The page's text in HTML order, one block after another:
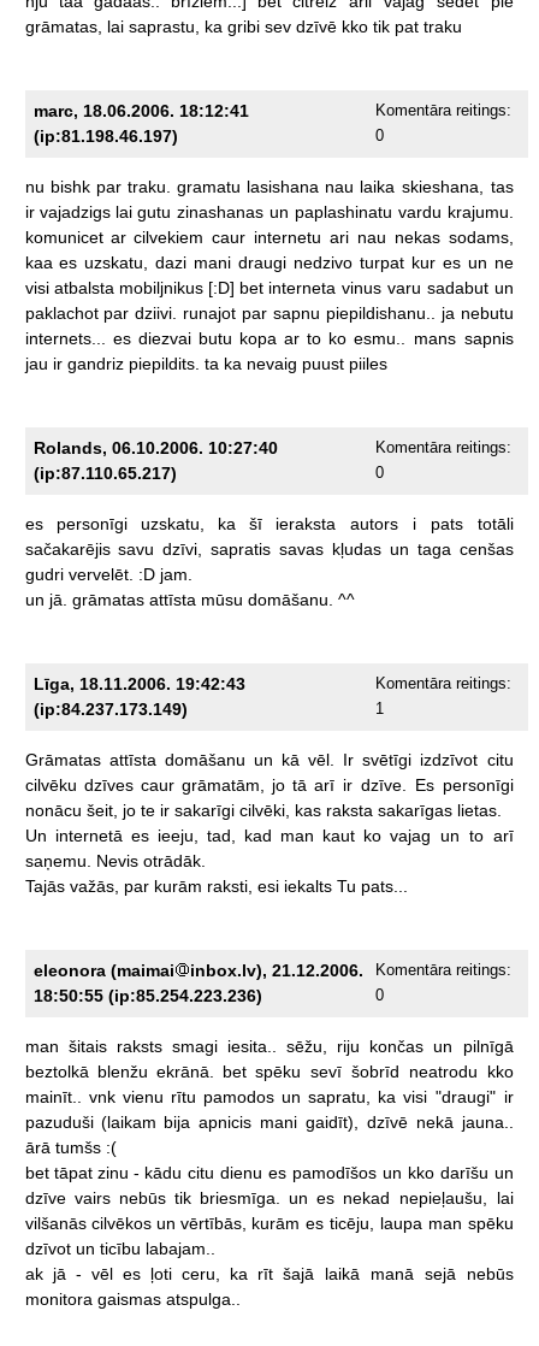
grāmatas, lai saprastu, ka gribi sev dzīvē kko tik pat traku
marc, 18.06.2006. 18:12:41
(ip:81.198.46.197)
Komentāra reitings:
0
nu bishk par traku. gramatu lasishana nau laika skieshana,
tas
ir vajadzigs lai gutu zinashanas un paplashinatu vardu krajumu.
komunicet ar cilvekiem caur internetu ari nau nekas sodams,
kaa es uzskatu, dazi mani draugi nedzivo turpat kur es un ne
visi atbalsta mobiljnikus [:D] bet interneta vinus varu sadabut un
paklachot par dziivi. runajot par sapnu piepildishanu.. ja nebutu
internets...
es diezvai butu kopa ar to ko esmu.. mans sapnis
jau ir gandriz piepildits. ta ka nevaig puust piiles
Rolands, 06.10.2006. 10:27:40
(ip:87.110.65.217)
Komentāra reitings:
0
es personīgi uzskatu, ka šī ieraksta autors i pats
totāli
sačakarējis savu dzīvi, sapratis savas kļudas un taga cenšas
gudri vervelēt. :D jam.
un jā. grāmatas attīsta mūsu domāšanu. ^^
Līga, 18.11.2006. 19:42:43
(ip:84.237.173.149)
Komentāra reitings:
1
Grāmatas attīsta domāšanu un kā vēl. Ir svētīgi izdzīvot citu
cilvēku dzīves caur grāmatām, jo tā arī ir dzīve. Es personīgi
nonācu šeit, jo te ir sakarīgi cilvēki, kas raksta sakarīgas lietas.
Un internetā es ieeju, tad, kad man kaut ko vajag un to arī
saņemu.
Nevis otrādāk.
Tajās važās, par kurām raksti, esi iekalts Tu pats...
eleonora (maimai
inbox.lv), 21.12.2006.
18:50:55 (ip:85.254.223.236)
Komentāra reitings:
0
man šitais raksts smagi iesita.. sēžu, riju končas un
pilnīgā
beztolkā blenžu ekrānā. bet spēku sevī šobrīd neatrodu
kko
mainīt..
vnk vienu rītu pamodos un sapratu, ka visi "draugi" ir
pazuduši (laikam bija apnicis mani gaidīt), dzīvē nekā jauna..
ārā tumšs :(
bet tāpat zinu - kādu citu dienu es pamodīšos un kko darīšu un
dzīve vairs nebūs tik briesmīga. un es nekad nepieļaušu,
lai
vilšanās cilvēkos un vērtībās, kurām es ticēju, laupa man spēku
dzīvot un ticību labajam..
ak jā - vēl es ļoti ceru, ka rīt šajā laikā manā sejā
nebūs
monitora gaismas atspulga..